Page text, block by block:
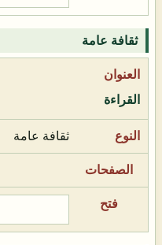
ثقافة عامة
القراءة
ثقافة عامة